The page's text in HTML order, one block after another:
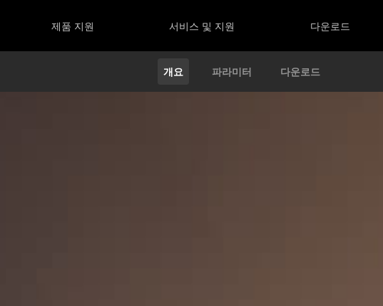
제품 지원 서비스 및 지원 다운로드
개요 파라미터 다운로드